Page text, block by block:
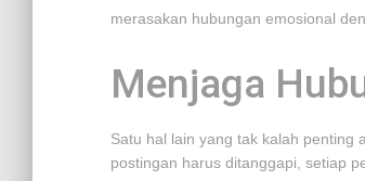
merasakan hubungan emosional
Menjaga
Satu hal lain yang tak kalah penting
postingan harus ditanggapi, setiap